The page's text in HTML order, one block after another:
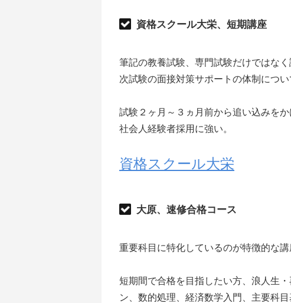
資格スクール大栄、短期講座
筆記の教養試験、専門試験だけではな
次試験の面接対策サポートの体制につ
試験２ヶ月～３ヵ月前から追い込みを
社会人経験者採用に強い。
資格スクール大栄
大原、速修合格コース
重要科目に特化しているのが特徴的な講
短期間で合格を目指したい方、浪人生
ン、数的処理、経済数学入門、主要科